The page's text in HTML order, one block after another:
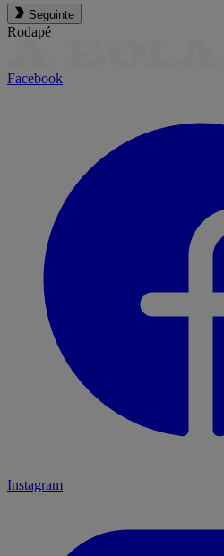
Seguinte
Rodapé
Facebook
Instagram